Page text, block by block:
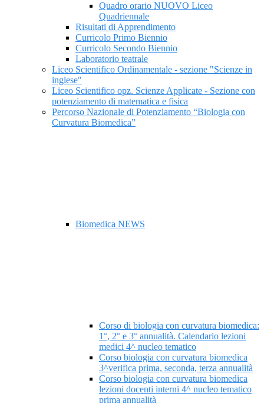
Quadro orario NUOVO Liceo
Quadriennale
Risultati di Apprendimento
Curricolo Primo Biennio
Curricolo Secondo Biennio
Laboratorio teatrale
Liceo Scientifico Ordinamentale - sezione "Scienze in
inglese"
Liceo Scientifico opz. Scienze Applicate - Sezione con
potenziamento di matematica e fisica
Percorso Nazionale di Potenziamento “Biologia con
Curvatura Biomedica”
Biomedica NEWS
Corso di biologia con curvatura biomedica:
1°, 2° e 3° annualità. Calendario lezioni
medici 4^ nucleo tematico
Corso biologia con curvatura biomedica
3^verifica prima, seconda, terza annualità
Corso biologia con curvatura biomedica
lezioni docenti interni 4^ nucleo tematico
prima annualità